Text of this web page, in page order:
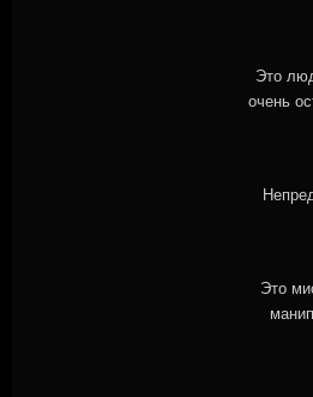
Это
очень
Это